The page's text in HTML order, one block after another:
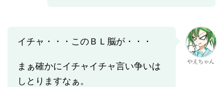
イチャ・・・このＢＬ脳が・・・
まぁ確かにイチャイチャ言い争いは
しとりますなぁ。
やえちゃん